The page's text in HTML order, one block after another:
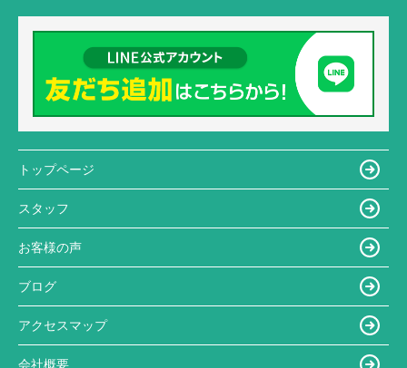
トップページ
スタッフ
お客様の声
ブログ
アクセスマップ
会社概要